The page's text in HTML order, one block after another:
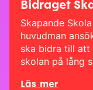
Bidraget
Skapande
huvudman
ska bidra till att
skolan på lång
Läs mer